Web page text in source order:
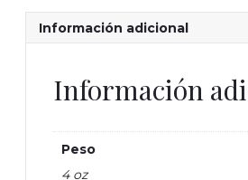
cantidad
Información adicional
Información
Peso
4 oz